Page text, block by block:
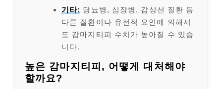
기타: 당뇨병, 심장병, 갑상선 질환 등
다른 질환이나 유전적 요인에 의해서
도 감마지티피 수치가 높아질 수 있습
니다.
높은 감마지티피, 어떻게 대처해야
할까요?